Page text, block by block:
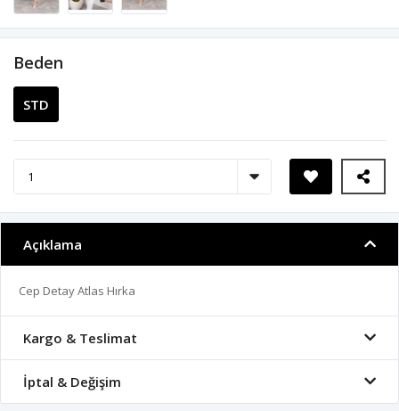
Beden
STD
Açıklama
Cep Detay Atlas Hırka
Kargo & Teslimat
İptal & Değişim